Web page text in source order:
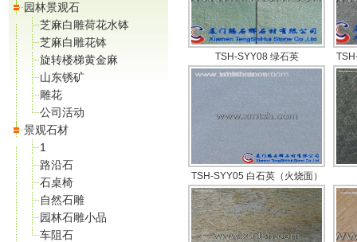
园林景观石
芝麻白雕荷花水钵
芝麻白雕花钵
旋转楼梯黄金麻
山东锈矿
雕花
公司活动
景观石材
1
路沿石
石桌椅
自然石雕
园林石雕小品
车阻石
TSH-SYY08 绿石英
TSH-SYY05 白石英（火烧面）